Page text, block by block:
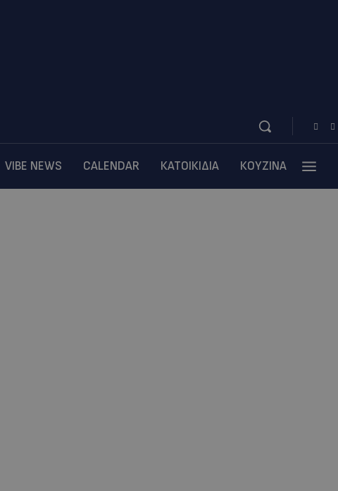
VIBE NEWS CALENDAR ΚΑΤΟΙΚΙΔΙΑ ΚΟΥΖΙΝΑ